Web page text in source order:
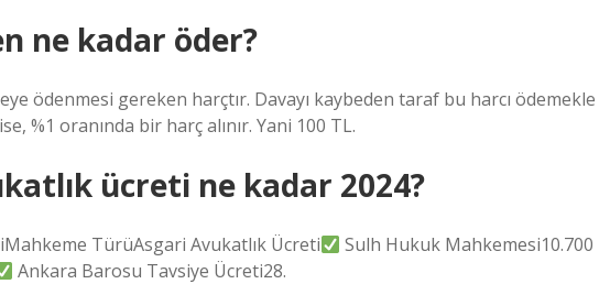
ne kadar öder?
ödenmesi gereken harçtır. Davayı kaybeden taraf bu harcı ödemekle
%1 oranında bir harç alınır. Yani 100 TL.
ücreti ne kadar 2024?
TürüAsgari Avukatlık Ücreti
Sulh Hukuk Mahkemesi10.700
Ankara Barosu Tavsiye Ücreti28.